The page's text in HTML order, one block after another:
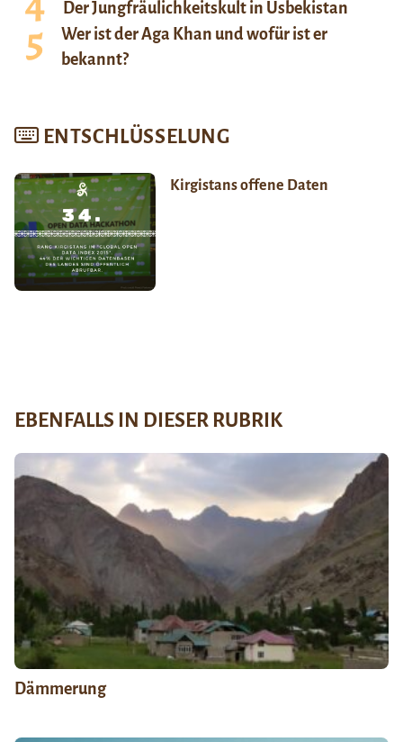
Der Jungfräulichkeitskult in Usbekistan
Wer ist der Aga Khan und wofür ist er
bekannt?
ENTSCHLÜSSELUNG
Kirgistans offene Daten
EBENFALLS IN DIESER RUBRIK
Dämmerung